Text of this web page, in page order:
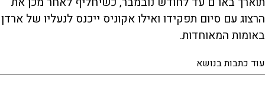
הרצוג עם סיום תפקידו ואילו אקוניס ייכנס לנעליו של ארדן
באומות המאוחדות.
עוד כתבות בנושא